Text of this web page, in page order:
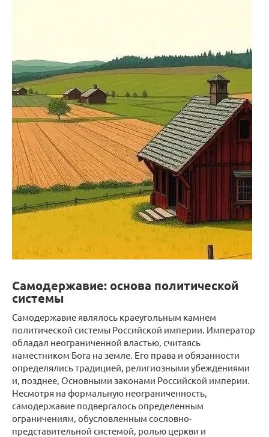
Самодержавие: основа политической
системы
Самодержавие являлось краеугольным камнем
политической системы Российской империи. Император
обладал неограниченной властью, считаясь
наместником Бога на земле. Его права и обязанности
определялись традицией, религиозными убеждениями
и, позднее, Основными законами Российской империи.
Несмотря на формальную неограниченность,
самодержавие подвергалось определенным
ограничениям, обусловленным сословно-
представительной системой, ролью церкви и